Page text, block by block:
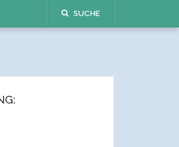
SUCHE